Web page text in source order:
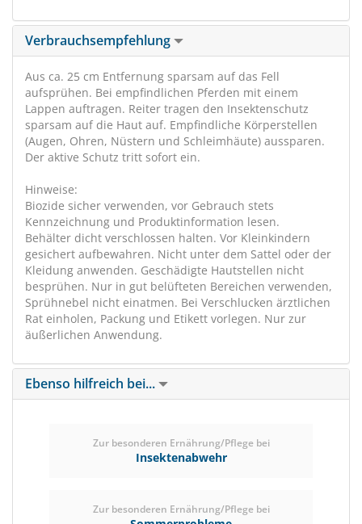
Verbrauchsempfehlung
Aus ca. 25 cm Entfernung sparsam auf das Fell
aufsprühen. Bei empfindlichen Pferden mit einem
Lappen auftragen. Reiter tragen den Insektenschutz
sparsam auf die Haut auf. Empfindliche Körperstellen
(Augen, Ohren, Nüstern und Schleimhäute) aussparen.
Der aktive Schutz tritt sofort ein.
Hinweise:
Biozide sicher verwenden, vor Gebrauch stets
Kennzeichnung und Produktinformation lesen.
Behälter dicht verschlossen halten. Vor Kleinkindern
gesichert aufbewahren. Nicht unter dem Sattel oder der
Kleidung anwenden. Geschädigte Hautstellen nicht
besprühen. Nur in gut belüfteten Bereichen verwenden,
Sprühnebel nicht einatmen. Bei Verschlucken ärztlichen
Rat einholen, Packung und Etikett vorlegen. Nur zur
äußerlichen Anwendung.
Ebenso hilfreich bei...
Zur besonderen Ernährung/Pflege bei
Insektenabwehr
Zur besonderen Ernährung/Pflege bei